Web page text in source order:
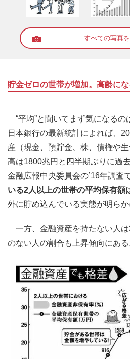
すべての写真
貯金ゼロの世帯が増加。高齢に
“平均”と聞いてまず気になるの
日本銀行の最新統計によれば、
産（現金、預貯金、株、債権や
高は1800兆円と四半期ぶりに過
金融広報中央委員会の’16年調査
いる2人以上の世帯の平均保有額
外に貯め込んでいる実態が明らか
一方、金融資産を持たない人
のない人の割合も上昇傾向にある